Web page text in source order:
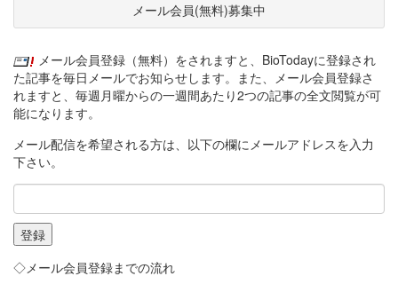
メール会員(無料)募集中
メール会員登録（無料）をされますと、BioTodayに登録され
た記事を毎日メールでお知らせします。また、メール会員登録さ
れますと、毎週月曜からの一週間あたり2つの記事の全文閲覧が可
能になります。
メール配信を希望される方は、以下の欄にメールアドレスを入力
下さい。
◇メール会員登録までの流れ